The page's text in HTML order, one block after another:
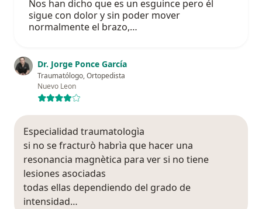
Nos han dicho que es un esguince pero él
sigue con dolor y sin poder mover
normalmente el brazo,…
Dr. Jorge Ponce García
Traumatólogo, Ortopedista
Nuevo Leon
Especialidad traumatologìa
si no se fracturò habrìa que hacer una
resonancia magnètica para ver si no tiene
lesiones asociadas
todas ellas dependiendo del grado de
intensidad…